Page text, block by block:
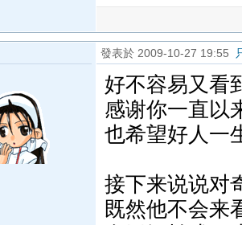
發表於 2009-10-27 19:55
好不容易又看
感谢你一直以
也希望好人一
接下来说说对
既然他不会来